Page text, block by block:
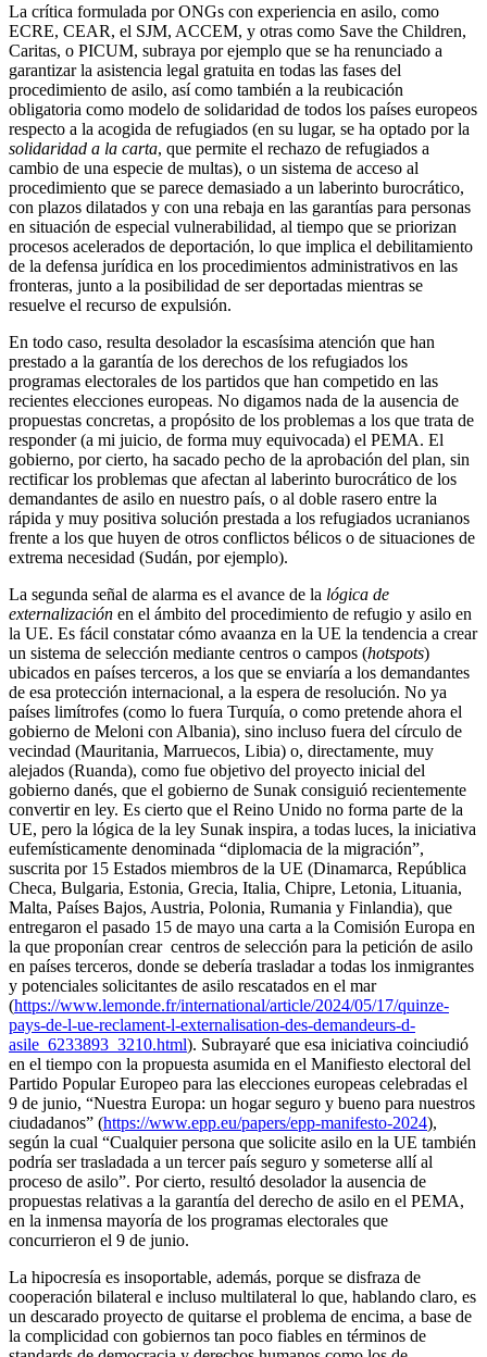
La crítica formulada por ONGs con experiencia en asilo, como
ECRE, CEAR, el SJM, ACCEM, y otras como Save the Children,
Caritas, o PICUM, subraya por ejemplo que se ha renunciado a
garantizar la asistencia legal gratuita en todas las fases del
procedimiento de asilo, así como también a la reubicación
obligatoria como modelo de solidaridad de todos los países europeos
respecto a la acogida de refugiados (en su lugar, se ha optado por la
solidaridad a la carta, que permite el rechazo de refugiados a
cambio de una especie de multas), o un sistema de acceso al
procedimiento que se parece demasiado a un laberinto burocrático,
con plazos dilatados y con una rebaja en las garantías para personas
en situación de especial vulnerabilidad, al tiempo que se priorizan
procesos acelerados de deportación, lo que implica el debilitamiento
de la defensa jurídica en los procedimientos administrativos en las
fronteras, junto a la posibilidad de ser deportadas mientras se
resuelve el recurso de expulsión.
En todo caso, resulta desolador la escasísima atención que han
prestado a la garantía de los derechos de los refugiados los
programas electorales de los partidos que han competido en las
recientes elecciones europeas. No digamos nada de la ausencia de
propuestas concretas, a propósito de los problemas a los que trata de
responder (a mi juicio, de forma muy equivocada) el PEMA. El
gobierno, por cierto, ha sacado pecho de la aprobación del plan, sin
rectificar los problemas que afectan al laberinto burocrático de los
demandantes de asilo en nuestro país, o al doble rasero entre la
rápida y muy positiva solución prestada a los refugiados ucranianos
frente a los que huyen de otros conflictos bélicos o de situaciones de
extrema necesidad (Sudán, por ejemplo).
La segunda señal de alarma es el avance de la lógica de
externalización en el ámbito del procedimiento de refugio y asilo en
la UE. Es fácil constatar cómo avaanza en la UE la tendencia a crear
un sistema de selección mediante centros o campos (hotspots)
ubicados en países terceros, a los que se enviaría a los demandantes
de esa protección internacional, a la espera de resolución. No ya
países limítrofes (como lo fuera Turquía, o como pretende ahora el
gobierno de Meloni con Albania), sino incluso fuera del círculo de
vecindad (Mauritania, Marruecos, Libia) o, directamente, muy
alejados (Ruanda), como fue objetivo del proyecto inicial del
gobierno danés, que el gobierno de Sunak consiguió recientemente
convertir en ley. Es cierto que el Reino Unido no forma parte de la
UE, pero la lógica de la ley Sunak inspira, a todas luces, la iniciativa
eufemísticamente denominada “diplomacia de la migración”,
suscrita por 15 Estados miembros de la UE (Dinamarca, República
Checa, Bulgaria, Estonia, Grecia, Italia, Chipre, Letonia, Lituania,
Malta, Países Bajos, Austria, Polonia, Rumania y Finlandia), que
entregaron el pasado 15 de mayo una carta a la Comisión Europa en
la que proponían crear centros de selección para la petición de asilo
en países terceros, donde se debería trasladar a todas los inmigrantes
y potenciales solicitantes de asilo rescatados en el mar
(https://www.lemonde.fr/international/article/2024/05/17/quinze-
pays-de-l-ue-reclament-l-externalisation-des-demandeurs-d-
asile_6233893_3210.html). Subrayaré que esa iniciativa coinciudió
en el tiempo con la propuesta asumida en el Manifiesto electoral del
Partido Popular Europeo para las elecciones europeas celebradas el
9 de junio, “Nuestra Europa: un hogar seguro y bueno para nuestros
ciudadanos” (https://www.epp.eu/papers/epp-manifesto-2024),
según la cual “Cualquier persona que solicite asilo en la UE también
podría ser trasladada a un tercer país seguro y someterse allí al
proceso de asilo”. Por cierto, resultó desolador la ausencia de
propuestas relativas a la garantía del derecho de asilo en el PEMA,
en la inmensa mayoría de los programas electorales que
concurrieron el 9 de junio.
La hipocresía es insoportable, además, porque se disfraza de
cooperación bilateral e incluso multilateral lo que, hablando claro, es
un descarado proyecto de quitarse el problema de encima, a base de
la complicidad con gobiernos tan poco fiables en términos de